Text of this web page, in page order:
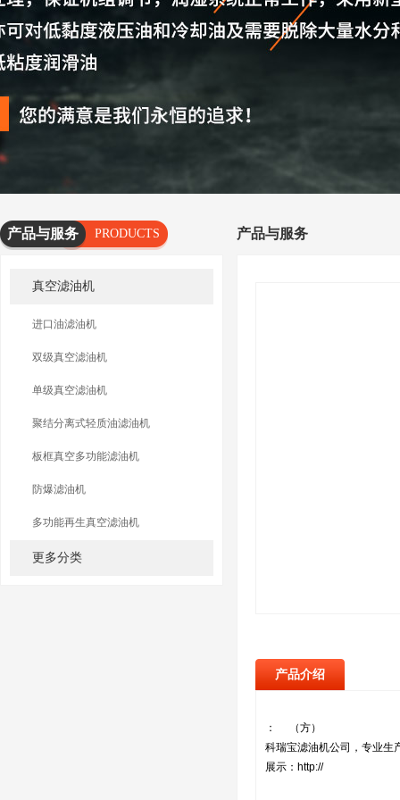
产品与服务
PRODUCTS
真空滤油机
进口油滤油机
双级真空滤油机
单级真空滤油机
聚结分离式轻质油滤油机
板框真空多功能滤油机
防爆滤油机
多功能再生真空滤油机
更多分类
产品与服务
产品介绍
： （方）
科瑞宝滤油机公司，专业生
展示：http://